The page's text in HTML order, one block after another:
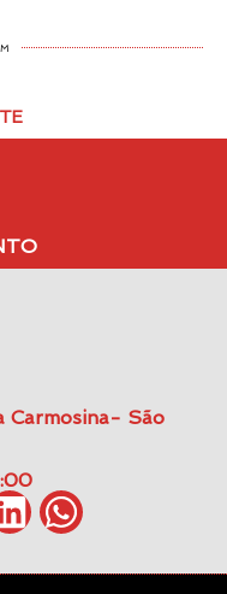
Carmosina- São